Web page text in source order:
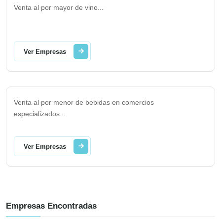
Venta al por mayor de vino
Ver Empresas
Venta al por menor de bebidas en comercios
especializados
Ver Empresas
Empresas Encontradas